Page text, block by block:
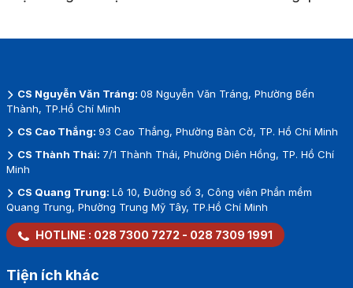
CS Nguyễn Văn Tráng: 08 Nguyễn Văn Tráng, Phường Bến
Thành, TP.Hồ Chí Minh
CS Cao Thắng: 93 Cao Thắng, Phường Bàn Cờ, TP. Hồ Chí Minh
CS Thành Thái: 7/1 Thành Thái, Phường Diên Hồng, TP. Hồ Chí
Minh
CS Quang Trung: Lô 10, Đường số 3, Công viên Phần mềm
Quang Trung, Phường Trung Mỹ Tây, TP.Hồ Chí Minh
HOTLINE : 028 7300 7272 - 028 7309 1991
Tiện ích khác